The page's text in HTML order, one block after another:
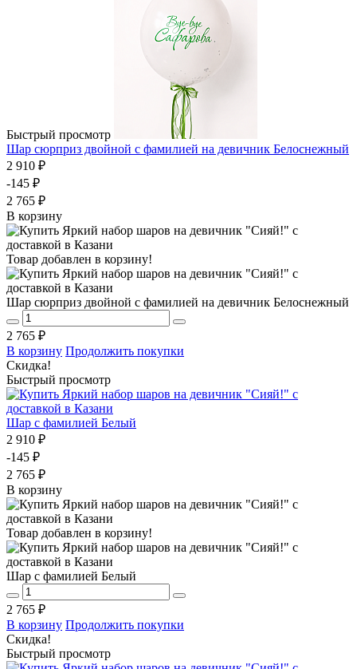
Быстрый просмотр
Шар сюрприз двойной с фамилией на девичник Белоснежный
2 910 ₽
-145 ₽
2 765 ₽
В корзину
Товар добавлен в корзину!
Шар сюрприз двойной с фамилией на девичник Белоснежный
2 765 ₽
В корзину Продолжить покупки
Скидка!
Быстрый просмотр
Шар с фамилией Белый
2 910 ₽
-145 ₽
2 765 ₽
В корзину
Товар добавлен в корзину!
Шар с фамилией Белый
2 765 ₽
В корзину Продолжить покупки
Скидка!
Быстрый просмотр